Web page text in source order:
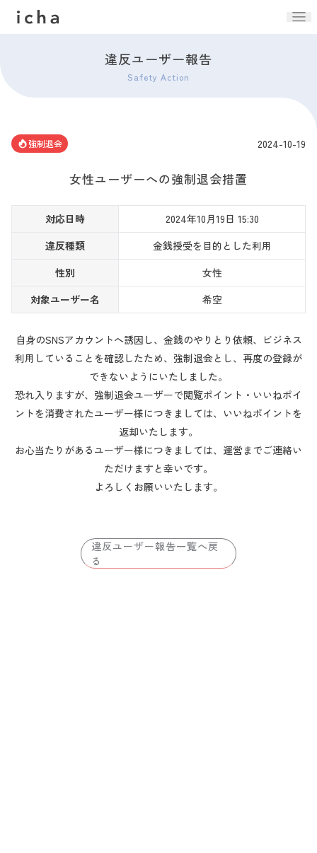
違反ユーザー報告
Safety Action
強制退会 2024-10-19
女性ユーザーへの強制退会措置
対応日時
2024年10月19日 15:30
違反種類
金銭授受を目的とした利用
性別
女性
対象ユーザー名
希空
自身のSNSアカウントへ誘因し、金銭のやりとり依頼、ビジネス
利用していることを確認したため、強制退会とし、再度の登録が
できないようにいたしました。
恐れ入りますが、強制退会ユーザーで閲覧ポイント・いいねポイ
ントを消費されたユーザー様につきましては、いいねポイントを
返却いたします。
お心当たりがあるユーザー様につきましては、運営までご連絡い
ただけますと幸いです。
よろしくお願いいたします。
違反ユーザー報告一覧へ戻
る